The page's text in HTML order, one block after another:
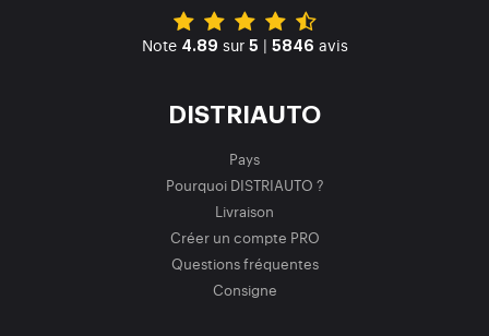
Note 4.89 sur 5 | 5846 avis
DISTRIAUTO
Pays
Pourquoi DISTRIAUTO ?
Livraison
Créer un compte PRO
Questions fréquentes
Consigne